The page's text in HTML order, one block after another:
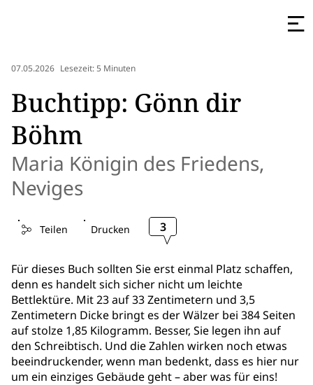
07.05.2026 Lesezeit: 5 Minuten
Buchtipp: Gönn dir
Böhm
Maria Königin des Friedens,
Neviges
Teilen Drucken 3
Für dieses Buch sollten Sie erst einmal Platz schaffen,
denn es handelt sich sicher nicht um leichte
Bettlektüre. Mit 23 auf 33 Zentimetern und 3,5
Zentimetern Dicke bringt es der Wälzer bei 384 Seiten
auf stolze 1,85 Kilogramm. Besser, Sie legen ihn auf
den Schreibtisch. Und die Zahlen wirken noch etwas
beeindruckender, wenn man bedenkt, dass es hier nur
um ein einziges Gebäude geht – aber was für eins!